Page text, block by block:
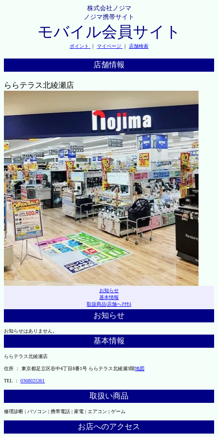
株式会社ノジマ
ノジマ携帯サイト
モバイル会員サイト
ポイント ｜ マイページ ｜ 店舗検索
店舗情報
ららテラス北綾瀬店
お知らせ
基本情報
取扱商品|店舗へｱｸｾｽ
お知らせ
お知らせはありません。
基本情報
ららテラス北綾瀬店
住所 ： 東京都足立区谷中4丁目8番1号 ららテラス北綾瀬3階地図
TEL ： 0368025361
取扱い商品
修理診断 | パソコン | 携帯電話 | 家電 | エアコン | ゲーム
お店へのアクセス